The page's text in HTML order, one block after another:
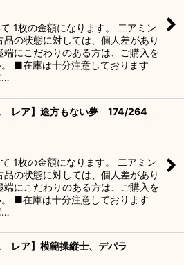
1枚の金額になります。 二アミン
品の状態に対しては、個人差があり
端にこだわりのある方は、ご購入を
。 ■在庫は十分注意しております
…
レア】途方もない夢 174/264
1枚の金額になります。 二アミン
品の状態に対しては、個人差があり
端にこだわりのある方は、ご購入を
。 ■在庫は十分注意しております
…
レア】模範操縦士、デパラ